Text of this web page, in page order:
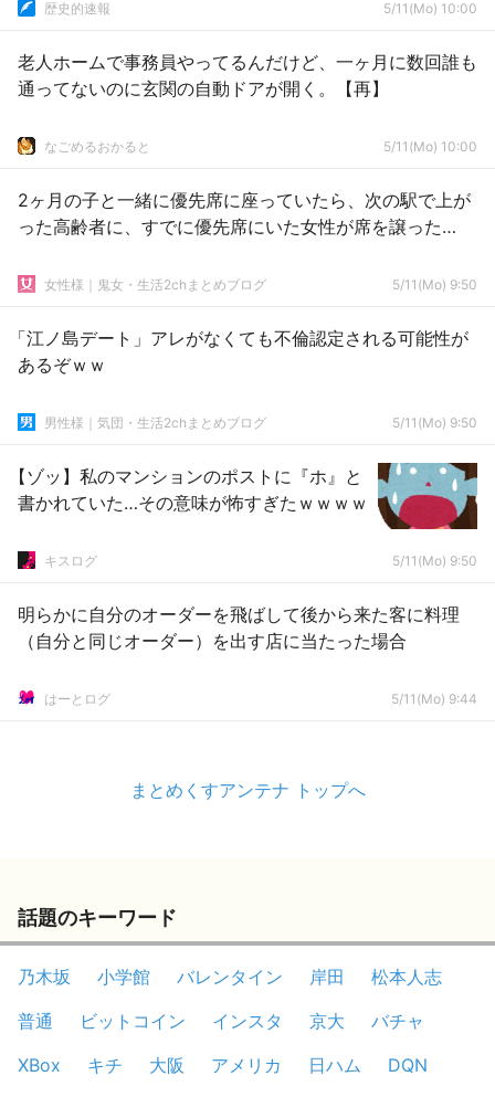
歴史的速報 5/11(Mo) 10:00
老人ホームで事務員やってるんだけど、一ヶ月に数回誰も
通ってないのに玄関の自動ドアが開く。【再】
なごめるおかると 5/11(Mo) 10:00
2ヶ月の子と一緒に優先席に座っていたら、次の駅で上が
った高齢者に、すでに優先席にいた女性が席を譲った…
女性様｜鬼女・生活2chまとめブログ 5/11(Mo) 9:50
「江ノ島デート」アレがなくても不倫認定される可能性が
あるぞｗｗ
男性様｜気団・生活2chまとめブログ 5/11(Mo) 9:50
【ゾッ】私のマンションのポストに『ホ』と
書かれていた…その意味が怖すぎたｗｗｗｗ
キスログ 5/11(Mo) 9:50
明らかに自分のオーダーを飛ばして後から来た客に料理
（自分と同じオーダー）を出す店に当たった場合
はーとログ 5/11(Mo) 9:44
まとめくすアンテナ トップへ
話題のキーワード
乃木坂 小学館 バレンタイン 岸田
松本人志
普通
ビットコイン インスタ 京大
バチャ
XBox
キチ 大阪 アメリカ 日ハム
DQN